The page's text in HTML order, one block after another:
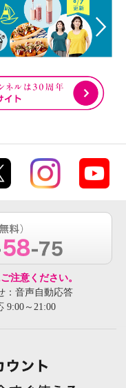
注意ください。
：音声自動応答
9:00～21:00